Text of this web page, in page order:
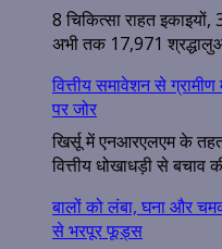
8 चिकित्सा राहत
अभी तक 17,971
वित्तीय समावेशन से
पर जोर
खिर्सू में एनआरएलएम के तहत
वित्तीय धोखाधड़ी से बचाव
बालों को लंबा, घना और
से भरपूर फूड्स